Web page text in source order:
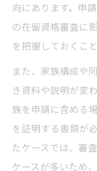
向にあります。申
の在留資格審査に
を把握しておくこ
また、家族構成や
き資料や説明が変
族を申請に含める
を証明する書類が
たケースでは、審
ケースが多いため